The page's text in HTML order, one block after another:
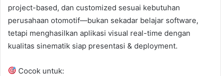
project-based, dan customized sesuai kebutuhan
perusahaan otomotif—bukan sekadar belajar software,
tetapi menghasilkan aplikasi visual real-time dengan
kualitas sinematik siap presentasi & deployment.
Cocok untuk: